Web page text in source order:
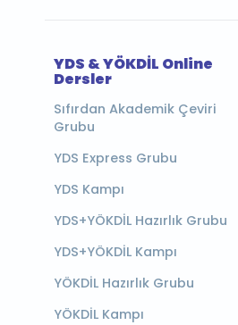
YDS & YÖKDİL Online
Dersler
Sıfırdan Akademik Çeviri
Grubu
YDS Express Grubu
YDS Kampı
YDS+YÖKDİL Hazırlık Grubu
YDS+YÖKDİL Kampı
YÖKDİL Hazırlık Grubu
YÖKDİL Kampı